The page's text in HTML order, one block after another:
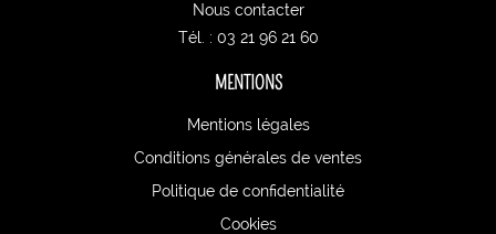
Nous contacter
Tél. : 03 21 96 21 60
MENTIONS
Mentions légales
Conditions générales de ventes
Politique de confidentialité
Cookies